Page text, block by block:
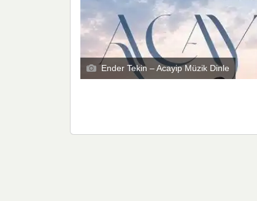
Ender Tekin – Acayip Müzik Dinle